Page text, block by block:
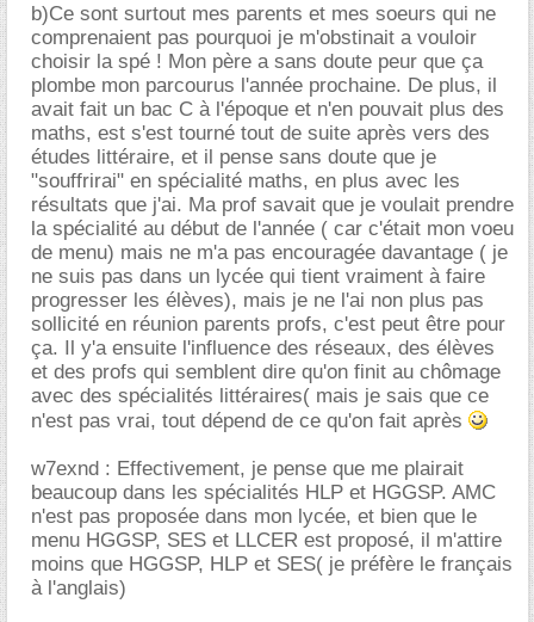
b)Ce sont surtout mes parents et mes soeurs qui ne
comprenaient pas pourquoi je m'obstinait a vouloir
choisir la spé ! Mon père a sans doute peur que ça
plombe mon parcourus l'année prochaine. De plus, il
avait fait un bac C à l'époque et n'en pouvait plus des
maths, est s'est tourné tout de suite après vers des
études littéraire, et il pense sans doute que je
"souffrirai" en spécialité maths, en plus avec les
résultats que j'ai. Ma prof savait que je voulait prendre
la spécialité au début de l'année ( car c'était mon voeu
de menu) mais ne m'a pas encouragée davantage ( je
ne suis pas dans un lycée qui tient vraiment à faire
progresser les élèves), mais je ne l'ai non plus pas
sollicité en réunion parents profs, c'est peut être pour
ça. Il y'a ensuite l'influence des réseaux, des élèves
et des profs qui semblent dire qu'on finit au chômage
avec des spécialités littéraires( mais je sais que ce
n'est pas vrai, tout dépend de ce qu'on fait après
w7exnd : Effectivement, je pense que me plairait
beaucoup dans les spécialités HLP et HGGSP. AMC
n'est pas proposée dans mon lycée, et bien que le
menu HGGSP, SES et LLCER est proposé, il m'attire
moins que HGGSP, HLP et SES( je préfère le français
à l'anglais)